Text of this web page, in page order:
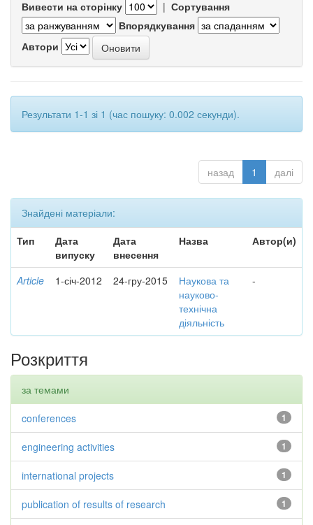
Вивести на сторінку | Сортування
Впорядкування
Автори
Результати 1-1 зі 1 (час пошуку: 0.002 секунди).
назад 1 далі
Знайдені матеріали:
Тип
Дата
випуску
Дата
внесення
Назва Автор(и)
Article 1-січ-2012 24-гру-2015
Наукова та
науково-
технічна
діяльність
-
Розкриття
за темами
1
conferences
1
engineering activities
1
international projects
1
publication of results of research